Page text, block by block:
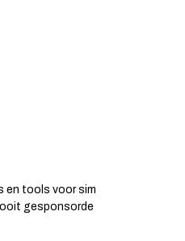
en tools voor sim
gesponsorde